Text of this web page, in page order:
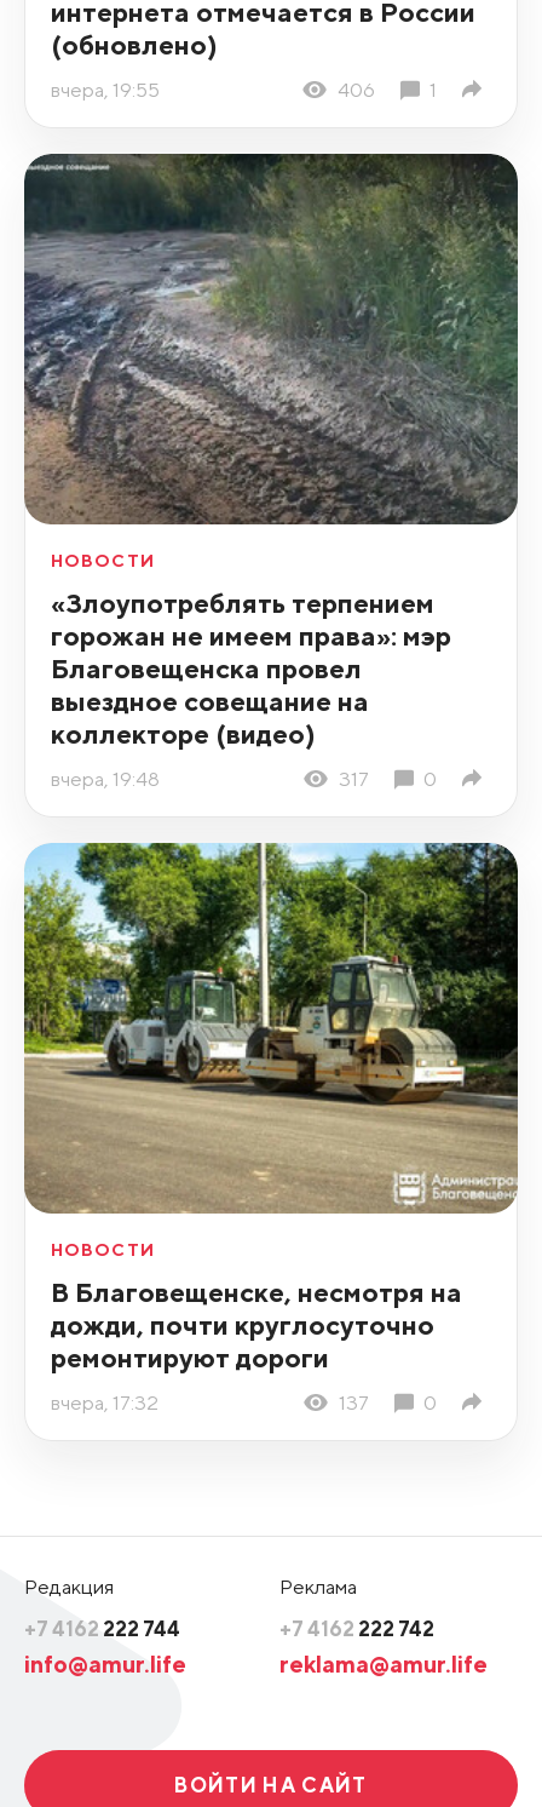
интернета отмечается в России
(обновлено)
вчера, 19:55 406 1
НОВОСТИ
«Злоупотреблять терпением
горожан не имеем права»: мэр
Благовещенска провел
выездное совещание на
коллекторе (видео)
вчера, 19:48 317 0
НОВОСТИ
В Благовещенске, несмотря на
дожди, почти круглосуточно
ремонтируют дороги
вчера, 17:32 137 0
Редакция
+7 4162 222 744
info@amur.life
Реклама
+7 4162 222 742
reklama@amur.life
ВОЙТИ НА САЙТ